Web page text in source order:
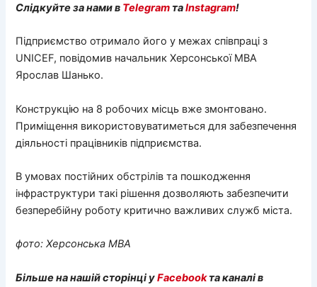
Слідкуйте за нами в Telegram таInstagram!
Підприємство отримало його у межах співпраці з
UNICEF, повідомив начальник Херсонської МВА
Ярослав Шанько.
Конструкцію на 8 робочих місць вже змонтовано.
Приміщення використовуватиметься для забезпечення
діяльності працівників підприємства.
В умовах постійних обстрілів та пошкодження
інфраструктури такі рішення дозволяють забезпечити
безперебійну роботу критично важливих служб міста.
фото: Херсонська МВА
Більше на нашій сторінці уFacebookта каналі в